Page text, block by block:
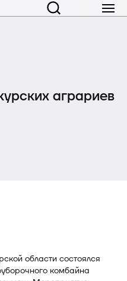
аграриев
области состоялся
комбайна